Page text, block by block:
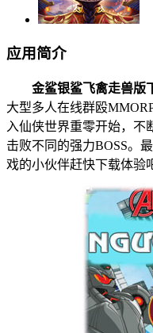
应用简介
金鲨银鲨飞禽走兽版
大型多人在线群殴
入仙侠世界重零开始，不
击败不同的强力BOSS。
戏的小伙伴赶快下载体验